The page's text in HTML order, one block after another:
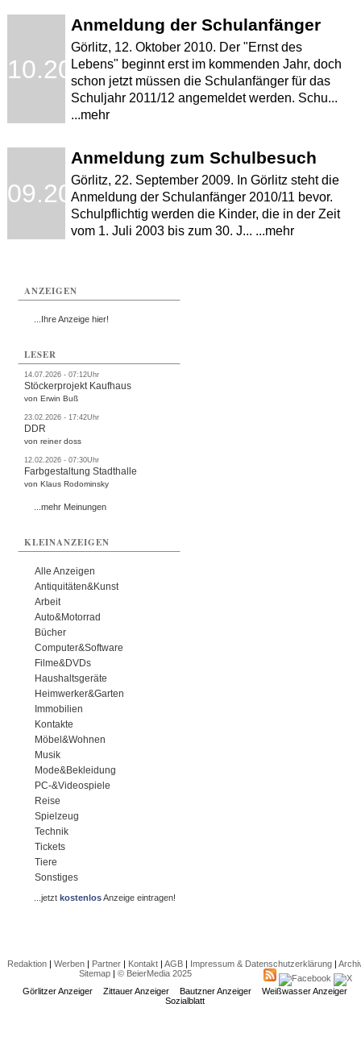
Anmeldung der Schulanfänger
Görlitz, 12. Oktober 2010. Der "Ernst des
Lebens" beginnt erst im kommenden Jahr, doch
schon jetzt müssen die Schulanfänger für das
Schuljahr 2011/12 angemeldet werden. Schu...
...mehr
Anmeldung zum Schulbesuch
Görlitz, 22. September 2009. In Görlitz steht die
Anmeldung der Schulanfänger 2010/11 bevor.
Schulpflichtig werden die Kinder, die in der Zeit
vom 1. Juli 2003 bis zum 30. J... ...mehr
ANZEIGEN
...Ihre Anzeige hier!
LESER
14.07.2026 - 07:12Uhr
Stöckerprojekt Kaufhaus
von Erwin Buß
23.02.2026 - 17:42Uhr
DDR
von reiner doss
12.02.2026 - 07:30Uhr
Farbgestaltung Stadthalle
von Klaus Rodominsky
...mehr Meinungen
KLEINANZEIGEN
Alle Anzeigen
Antiquitäten&Kunst
Arbeit
Auto&Motorrad
Bücher
Computer&Software
Filme&DVDs
Haushaltsgeräte
Heimwerker&Garten
Immobilien
Kontakte
Möbel&Wohnen
Musik
Mode&Bekleidung
PC-&Videospiele
Reise
Spielzeug
Technik
Tickets
Tiere
Sonstiges
...jetztkostenlosAnzeige eintragen!
Redaktion| Werben| Partner| Kontakt| AGB| Impressum & Datenschutzerklärung|
Sitemap| © BeierMedia 2025
Görlitzer Anzeiger
Zittauer Anzeiger Bautzner Anzeiger
Weißwasser Anzeiger
Sozialblatt